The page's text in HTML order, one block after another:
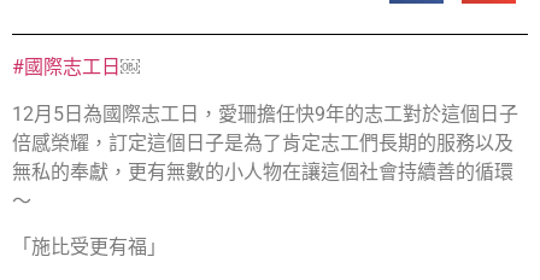
#國際志工日 ￼
12月5日為國際志工日，愛珊擔任快9年的志工對於這個日子
倍感榮耀，訂定這個日子是為了肯定志工們長期的服務以及
無私的奉獻，更有無數的小人物在讓這個社會持續善的循環
～
「施比受更有福」